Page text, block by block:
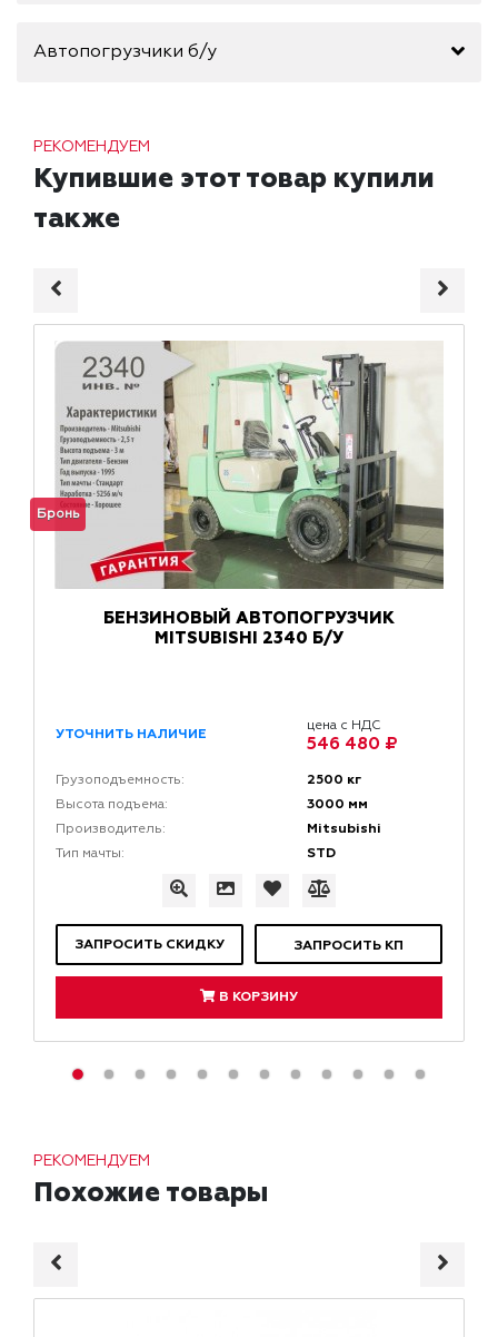
Автопогрузчики б/у
РЕКОМЕНДУЕМ
Купившие этот товар купили
также
Бронь
БЕНЗИНОВЫЙ АВТОПОГРУЗЧИК
MITSUBISHI 2340 Б/У
УТОЧНИТЬ НАЛИЧИЕ
цена с НДС
546 480 ₽
Грузоподъемность: 2500 кг
Высота подъема: 3000 мм
Производитель: Mitsubishi
Тип мачты: STD
ЗАПРОСИТЬ СКИДКУ ЗАПРОСИТЬ КП
В КОРЗИНУ
РЕКОМЕНДУЕМ
Похожие товары